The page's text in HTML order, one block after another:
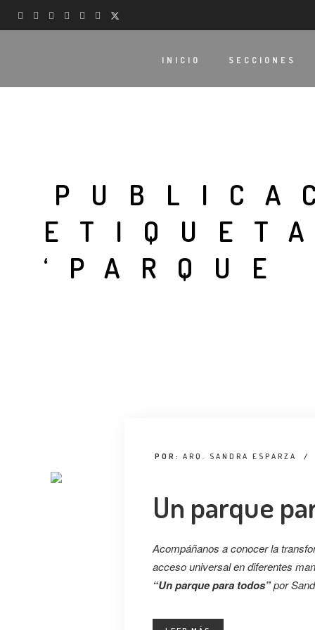
INICIO SECCIONES
‘PARQUE
POR: ARQ. SANDRA ESPARZA /
Un parque
Acompáñanos a conocer la
acceso universal en diferentes
“Un parque para todos”por